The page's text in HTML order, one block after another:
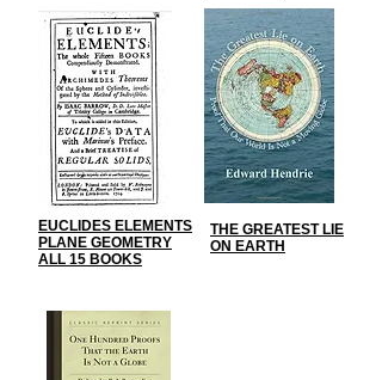
EUCLIDES ELEMENTS
PLANE GEOMETRY
ALL 15 BOOKS
THE GREATEST LIE
ON EARTH